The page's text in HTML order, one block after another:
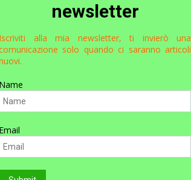
newsletter
Iscriviti alla mia newsletter, ti invierò una
comunicazione solo quando ci saranno articoli
Name
Email